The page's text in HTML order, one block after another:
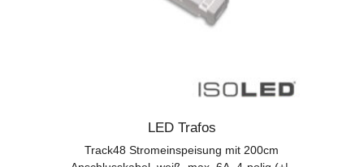
LED Trafos
Track48 Stromeinspeisung mit 200cm